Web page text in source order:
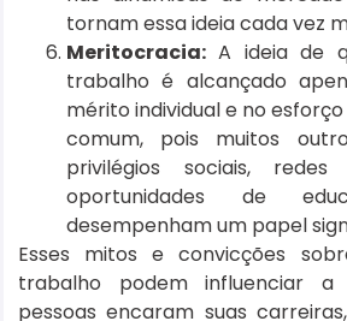
tornam essa ideia cada vez
Meritocracia: A ideia de
trabalho é alcançado
mérito individual e no
comum, pois muitos
privilégios sociais,
oportunidades de
desempenham um papel
Esses mitos e convicções
trabalho podem influenciar
pessoas encaram suas